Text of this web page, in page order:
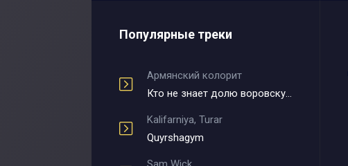
Популярные треки
Армянский колорит
Кто не знает долю воровскую
Kalifarniya, Turar
Quyrshagym